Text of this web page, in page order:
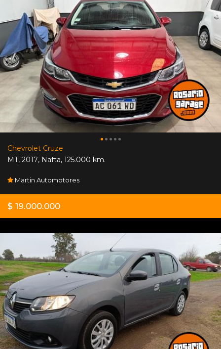
Chevrolet Cruze
MT, 2017, Nafta, 125.000 km.
Martin Automotores
$ 19.000.000